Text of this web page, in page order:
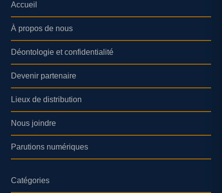
Accueil
À propos de nous
Déontologie et confidentialité
Devenir partenaire
Lieux de distribution
Nous joindre
Parutions numériques
Catégories